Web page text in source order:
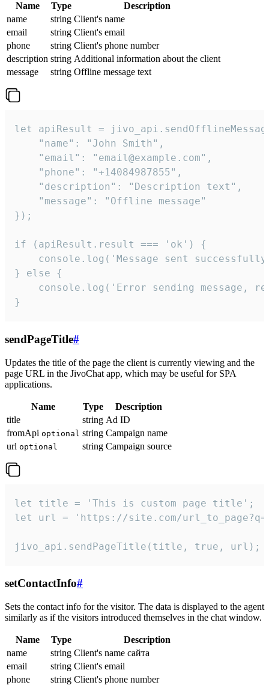
Name Type
Description
name
string Client's name
email
string Client's email
phone
string Client's phone number
description string Additional information about the client
message
string Offline message text
let apiResult =
    "name": "John Smith",
    "email": "email@example.com",
    "phone": "+14084987855",
    "description": "Description text",
    "message": "Offline message"
});
if (apiResult.result === 'ok') {
console.log('Message sent
} else {
console.log('Error sending message,
}
sendPageTitle#
Updates the title of the page the client is currently viewing and the
page URL in the JivoChat app, which may be useful for SPA
applications.
Name Type
Description
title
string Ad ID
fromApi optional string Campaign name
url optional string Campaign source
let title = 'This is custom page title';
let url = 'https://site.com/
jivo_api.sendPageTitle(title, true, url);
setContactInfo#
Sets the contact info for the visitor. The data is displayed to the agent
similarly as if the visitors introduced themselves in the chat window.
Name Type
Description
name
string Client's name сайта
email
string Client's email
phone
string Client's phone number